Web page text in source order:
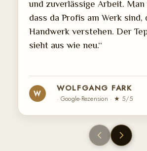
und zuverlässige Arbeit.
dass da Profis am Werk sind,
Handwerk verstehen. Der
sieht aus wie neu.“
W WOLFGANG FARK
· Google-Rezension · ★ 5/5